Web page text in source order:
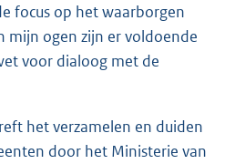
focus op het waarborgen
mijn ogen zijn er voldoende
voor dialoog met de
het verzamelen en duiden
door het Ministerie van